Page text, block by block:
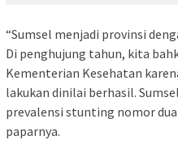
“Sumsel menjadi provinsi
Di penghujung tahun, kita
Kementerian Kesehatan
lakukan dinilai berhasil.
prevalensi stunting nomor
paparnya.